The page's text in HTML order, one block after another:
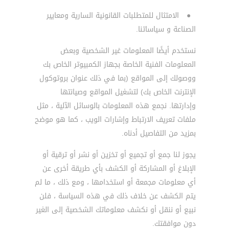
●
الامتثال للمتطلبات القانونية السارية ومعايير
الصناعة و سياساتنا.
نستخدم أيضًا المعلومات غير الشخصية وبعض
المعلومات الفنية الخاصة بجهاز الكمبيوتر الخاص بك
ووصولك إلى المواقع (بما في ذلك عنوان بروتوكول
الإنترنت الخاص بك) لتشغيل المواقع وصيانتها
وإدارتها. نجمع هذه المعلومات بالوسائل الآلية ، مثل
ملفات تعريف الارتباط وإشارات الويب ، كما هو موضح
بمزيد من التفاصيل أدناه.
يجوز لنا جمع أو تجميع أو تخزين أو نشر أو ترقية أو
الإبلاغ أو المشاركة أو الكشف بأي طريقة أخرى عن
أي معلومات مجمعة أو استخدامها ، ومع ذلك ، ما لم
يتم الكشف عن خلاف ذلك في هذه السياسة ، فلن
نبيع أو ننقل أو نكشف معلوماتك الشخصية إلى الغير
دون موافقتك.